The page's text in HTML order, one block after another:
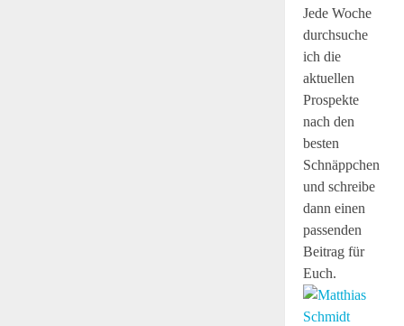
Jede Woche
durchsuche
ich die
aktuellen
Prospekte
nach den
besten
Schnäppchen
und schreibe
dann einen
passenden
Beitrag für
Euch.